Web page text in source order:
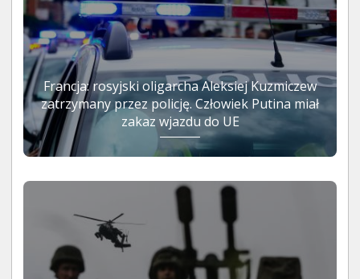
Francja: rosyjski oligarcha Aleksiej Kuzmiczew
zatrzymany przez policję. Człowiek Putina miał
zakaz wjazdu do UE